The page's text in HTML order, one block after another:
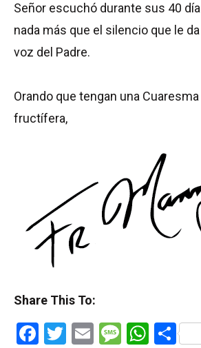
Señor escuchó durante sus 40
nada más que el silencio que le
voz del Padre.
Orando que tengan una
fructífera,
Share This To:
Facebook
Twitter
EmailMessage